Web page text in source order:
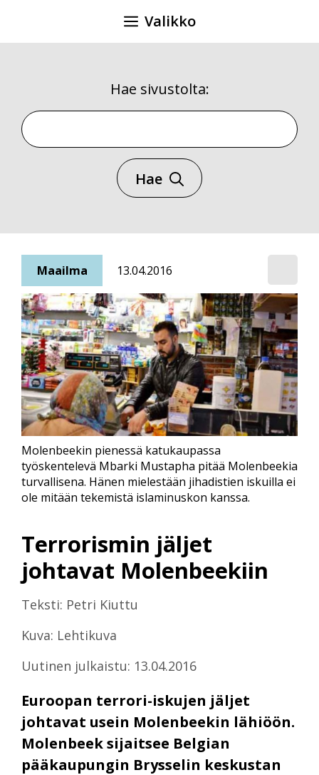
Valikko
Hae sivustolta:
Hae sivustolta
Hae
Maailma 13.04.2016
Terrorismin jäljet
johtavat Molenbeekiin
Teksti: Petri Kiuttu
Kuva: Lehtikuva
Uutinen julkaistu: 13.04.2016
Euroopan terrori-iskujen jäljet
johtavat usein Molenbeekin lähiöön.
Molenbeek sijaitsee Belgian
pääkaupungin Brysselin keskustan
Molenbeekin pienessä katukaupassa
työskentelevä Mbarki Mustapha pitää Molenbeekia
turvallisena. Hänen mielestään jihadistien iskuilla ei
ole mitään tekemistä islaminuskon kanssa.